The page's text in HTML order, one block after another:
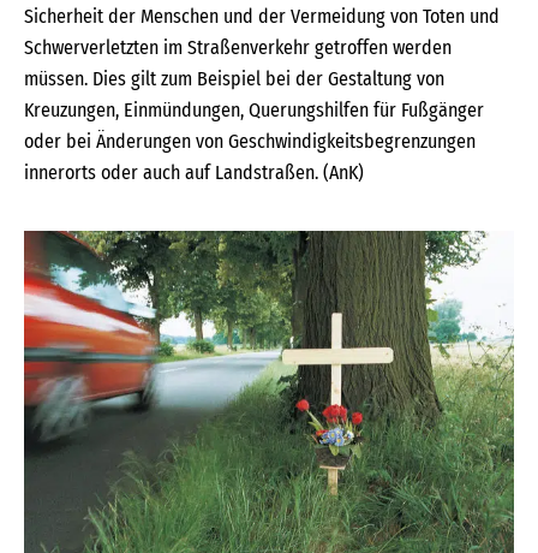
Sicherheit der Menschen und der Vermeidung von Toten und
Schwerverletzten im Straßenverkehr getroffen werden
müssen. Dies gilt zum Beispiel bei der Gestaltung von
Kreuzungen, Einmündungen, Querungshilfen für Fußgänger
oder bei Änderungen von Geschwindigkeitsbegrenzungen
innerorts oder auch auf Landstraßen. (AnK)